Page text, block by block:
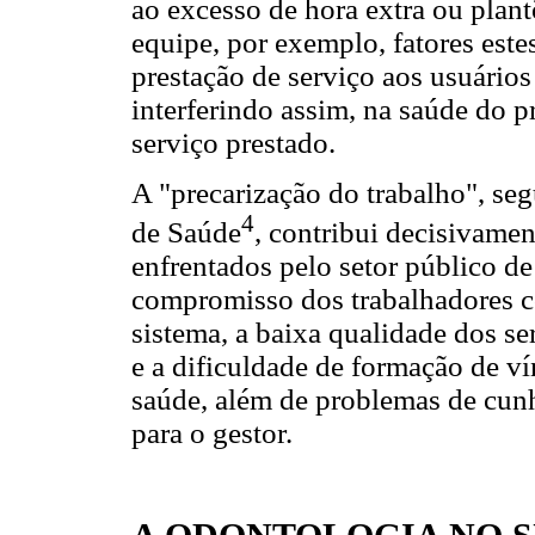
ao excesso de hora extra ou
equipe, por exemplo, fatores
prestação de serviço aos
interferindo assim, na saúde do
serviço prestado.
A "precarização do trabalho",
de Saúde4, contribui
enfrentados pelo setor público
compromisso dos trabalhadores
sistema, a baixa qualidade dos
e a dificuldade de formação de
saúde, além de problemas de
para o gestor.